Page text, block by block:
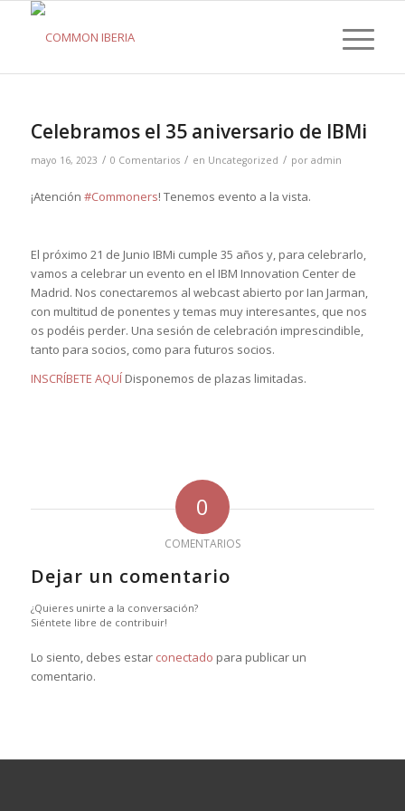
Celebramos el 35 aniversario de IBMi
mayo 16, 2023 / 0 Comentarios / en Uncategorized / por admin
¡Atención #Commoners! Tenemos evento a la vista.
El próximo 21 de Junio IBMi cumple 35 años y, para celebrarlo,
vamos a celebrar un evento en el IBM Innovation Center de
Madrid. Nos conectaremos al webcast abierto por Ian Jarman,
con multitud de ponentes y temas muy interesantes, que nos
os podéis perder. Una sesión de celebración imprescindible,
tanto para socios, como para futuros socios.
INSCRÍBETE AQUÍDisponemos de plazas limitadas.
0
COMENTARIOS
Dejar un comentario
¿Quieres unirte a la conversación?
Siéntete libre de contribuir!
Lo siento, debes estar conectado para publicar un
comentario.